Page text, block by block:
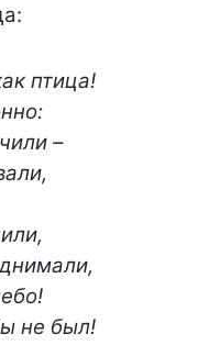
птица!
–
не был!